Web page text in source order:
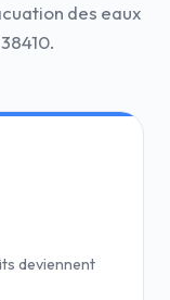
des eaux
deviennent